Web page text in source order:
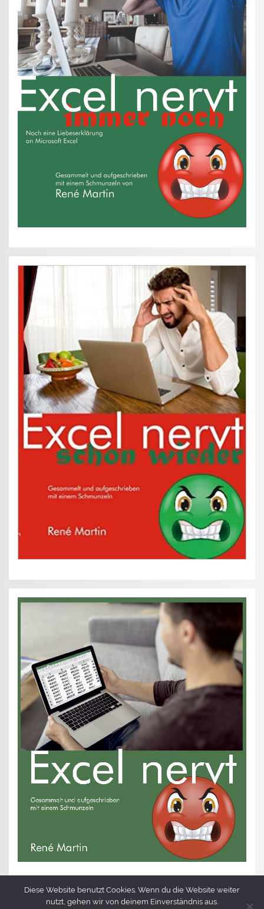
Diese Website benutzt Cookies. Wenn du die Website weiter
nutzt, gehen wir von deinem Einverständnis aus.